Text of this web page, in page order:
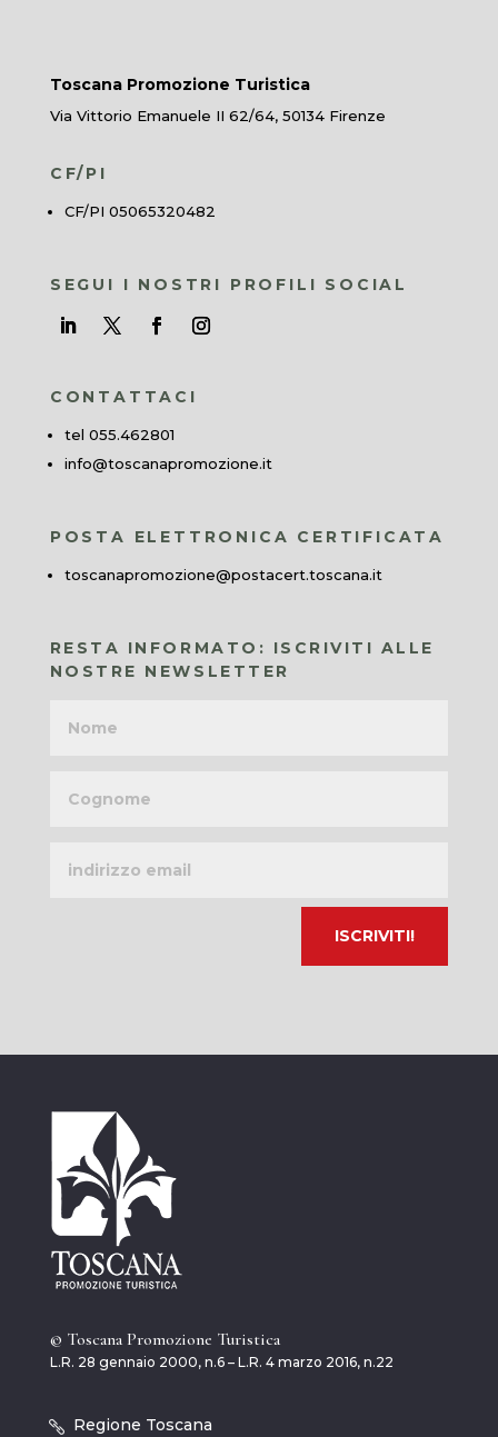
Toscana Promozione Turistica
Via Vittorio Emanuele II 62/64, 50134 Firenze
CF/PI
CF/PI 05065320482
SEGUI I NOSTRI PROFILI SOCIAL
CONTATTACI
tel 055.462801
info@toscanapromozione.it
POSTA ELETTRONICA CERTIFICATA
toscanapromozione@postacert.toscana.it
RESTA INFORMATO: ISCRIVITI ALLE
NOSTRE NEWSLETTER
email
© Toscana Promozione Turistica
L.R. 28 gennaio 2000, n.6 – L.R. 4 marzo 2016, n.22
Regione Toscana